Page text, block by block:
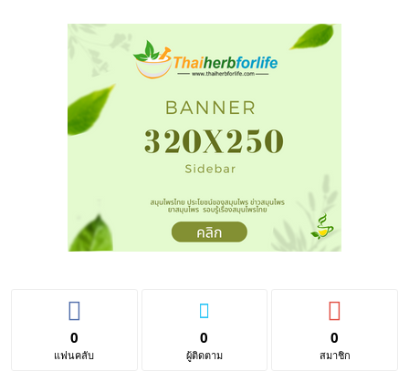
0
แฟนคลับ
0
ผู้ติดตาม
0
สมาชิก